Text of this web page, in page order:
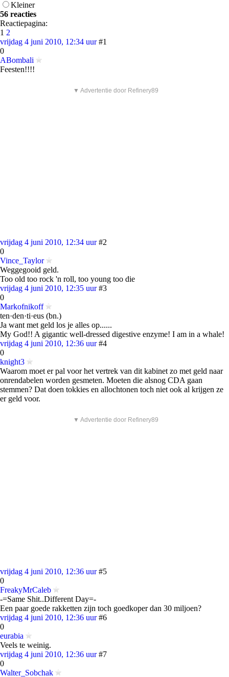
Kleiner
56 reacties
Reactiepagina:
1 2
vrijdag 4 juni 2010, 12:34 uur #1
0
ABombali
Feesten!!!!
▼ Advertentie door Refinery89
vrijdag 4 juni 2010, 12:34 uur #2
0
Vince_Taylor
Weggegooid geld.
Too old too rock 'n roll, too young too die
vrijdag 4 juni 2010, 12:35 uur #3
0
Markofnikoff
ten·den·ti·eus (bn.)
Ja want met geld los je alles op......
My God!! A gigantic well-dressed digestive enzyme! I am in a whale!
vrijdag 4 juni 2010, 12:36 uur #4
0
knight3
Waarom moet er pal voor het vertrek van dit kabinet zo met geld naar
onrendabelen worden gesmeten. Moeten die alsnog CDA gaan
stemmen? Dat doen tokkies en allochtonen toch niet ook al krijgen ze
er geld voor.
▼ Advertentie door Refinery89
vrijdag 4 juni 2010, 12:36 uur #5
0
FreakyMrCaleb
-=Same Shit..Different Day=-
Een paar goede rakketten zijn toch goedkoper dan 30 miljoen?
vrijdag 4 juni 2010, 12:36 uur #6
0
eurabia
Veels te weinig.
vrijdag 4 juni 2010, 12:36 uur #7
0
Walter_Sobchak